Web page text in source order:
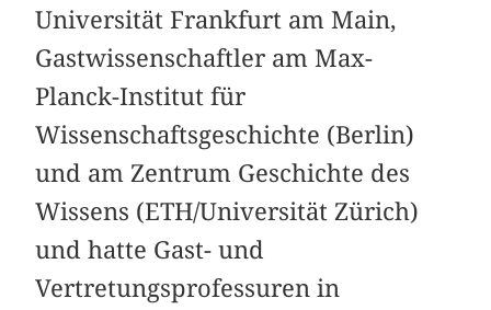
Universität Frankfurt am Main,
Gastwissenschaftler am Max-
Planck-Institut für
Wissenschaftsgeschichte (Berlin)
und am Zentrum Geschichte des
Wissens (ETH/Universität Zürich)
und hatte Gast- und
Vertretungsprofessuren in